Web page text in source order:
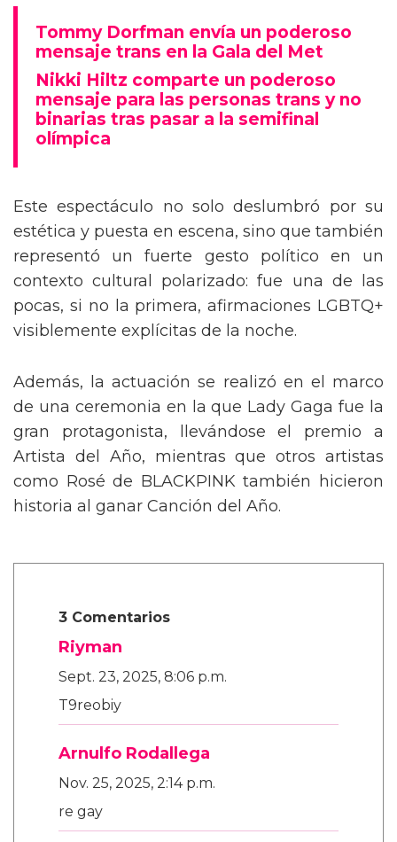
Tommy Dorfman envía un poderoso
mensaje trans en la Gala del Met
Nikki Hiltz comparte un poderoso
mensaje para las personas trans y no
binarias tras pasar a la semifinal
olímpica
Este espectáculo no solo deslumbró por su
estética y puesta en escena, sino que también
representó un fuerte gesto político en un
contexto cultural polarizado: fue una de las
pocas, si no la primera, afirmaciones LGBTQ+
visiblemente explícitas de la noche.
Además, la actuación se realizó en el marco
de una ceremonia en la que Lady Gaga fue la
gran protagonista, llevándose el premio a
Artista del Año, mientras que otros artistas
como Rosé de BLACKPINK también hicieron
historia al ganar Canción del Año.
3 Comentarios
Riyman
Sept. 23, 2025, 8:06 p.m.
T9reobiy
Arnulfo Rodallega
Nov. 25, 2025, 2:14 p.m.
re gay